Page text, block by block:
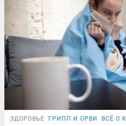
ЗДОРОВЬЕ ГРИПП И ОРВИ ВСЁ О